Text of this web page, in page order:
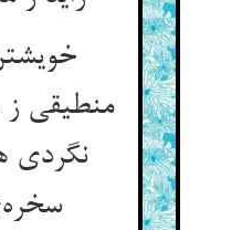
منطیقی
نگردی
سخره‌ی مقال